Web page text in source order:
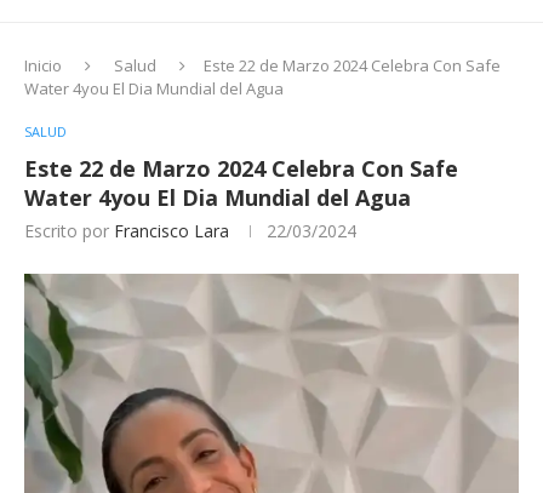
Inicio Salud
Este 22 de Marzo 2024 Celebra Con Safe
Water 4you El Dia Mundial del Agua
SALUD
Este 22 de Marzo 2024 Celebra Con Safe
Water 4you El Dia Mundial del Agua
Escrito por Francisco Lara 22/03/2024